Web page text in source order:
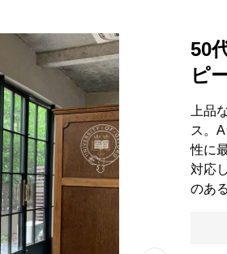
50
ピ
上品
ス。
性に
対応
のあ